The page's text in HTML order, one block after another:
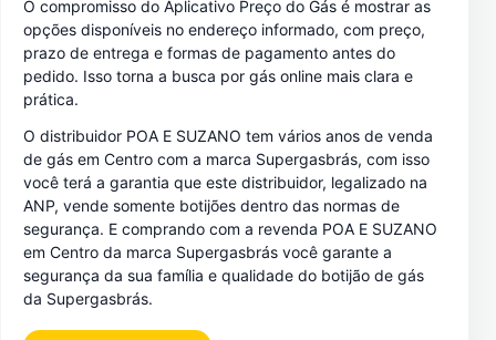
O compromisso do Aplicativo Preço do Gás é mostrar as
opções disponíveis no endereço informado, com preço,
prazo de entrega e formas de pagamento antes do
pedido. Isso torna a busca por gás online mais clara e
prática.
O distribuidor POA E SUZANO tem vários anos de venda
de gás em Centro com a marca Supergasbrás, com isso
você terá a garantia que este distribuidor, legalizado na
ANP, vende somente botijões dentro das normas de
segurança. E comprando com a revenda POA E SUZANO
em Centro da marca Supergasbrás você garante a
segurança da sua família e qualidade do botijão de gás
da Supergasbrás.